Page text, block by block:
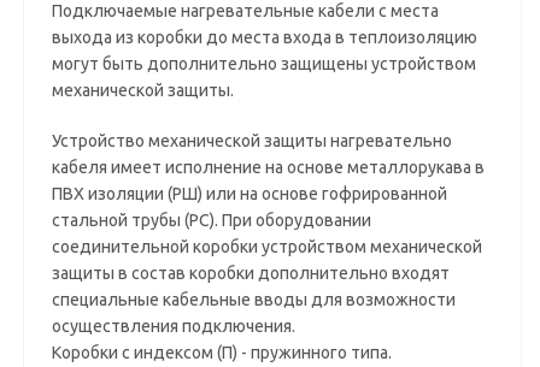
Подключаемые нагревательные кабели с места
выхода из коробки до места входа в теплоизоляцию
могут быть дополнительно защищены устройством
механической защиты.
Устройство механической защиты нагревательно
кабеля имеет исполнение на основе металлорукава в
ПВХ изоляции (РШ) или на основе гофрированной
стальной трубы (РС). При оборудовании
соединительной коробки устройством механической
защиты в состав коробки дополнительно входят
специальные кабельные вводы для возможности
осуществления подключения.
Коробки с индексом (П) - пружинного типа.